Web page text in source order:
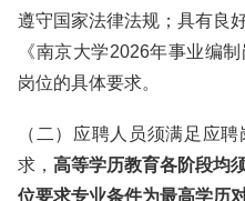
遵守国家法律法规；具有良
《南京大学2026年事业编
岗位的具体要求。
（二）应聘人员须满足应
求， 高等学历教育各阶段均
位要求专业条件为最高学历